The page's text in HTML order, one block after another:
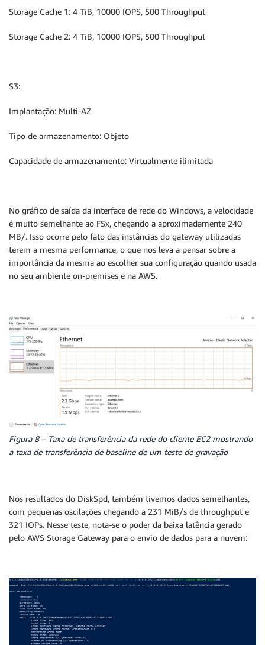
Storage Cache 1: 4 TiB, 10000 IOPS, 500 Throughput
Storage Cache 2: 4 TiB, 10000 IOPS, 500 Throughput
S3:
Implantação: Multi-AZ
Tipo de armazenamento: Objeto
Capacidade de armazenamento: Virtualmente ilimitada
No gráfico de saída da interface de rede do Windows, a velocidade
é muito semelhante ao FSx, chegando a aproximadamente 240
MB/. Isso ocorre pelo fato das instâncias do gateway utilizadas
terem a mesma performance, o que nos leva a pensar sobre a
importância da mesma ao escolher sua configuração quando usada
no seu ambiente on-premises e na AWS.
Figura 8 – Taxa de transferência da rede do cliente EC2 mostrando
a taxa de transferência de baseline de um teste de gravação
Nos resultados do DiskSpd, também tivemos dados semelhantes,
com pequenas oscilações chegando a 231 MiB/s de throughput e
321 IOPs. Nesse teste, nota-se o poder da baixa latência gerado
pelo AWS Storage Gateway para o envio de dados para a nuvem: